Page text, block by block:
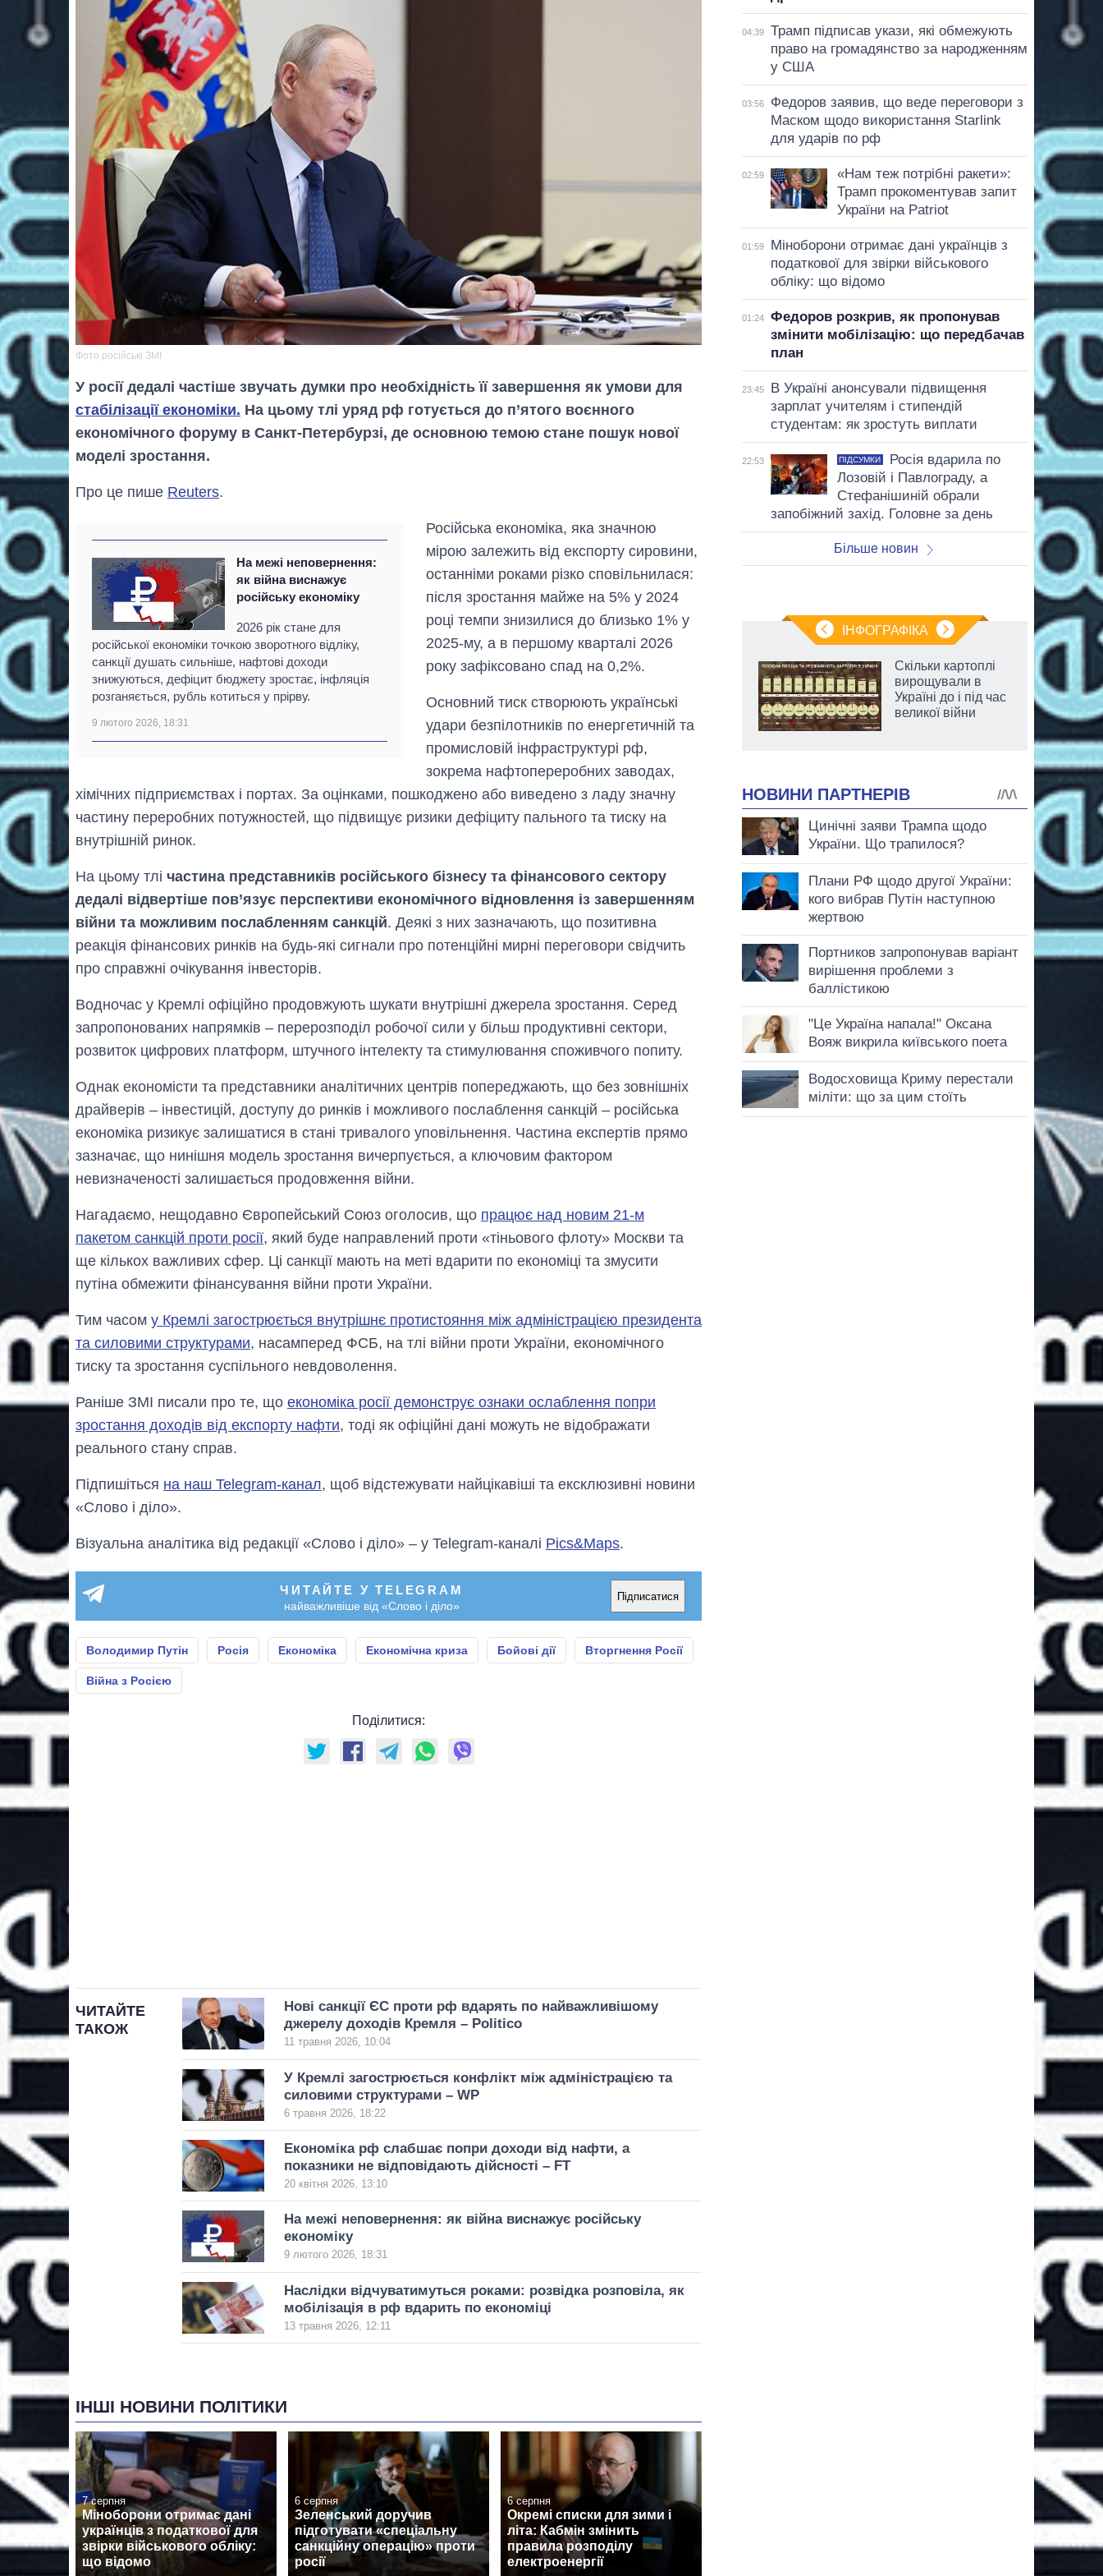
Фото російські ЗМІ
У росії дедалі частіше звучать думки про необхідність її завершення як умови для
стабілізації економіки. На цьому тлі уряд рф готується до п’ятого воєнного
економічного форуму в Санкт-Петербурзі, де основною темою стане пошук нової
моделі зростання.
Про це пише Reuters.
На межі неповернення:
як війна виснажує
російську економіку
2026 рік стане для
російської економіки точкою зворотного відліку,
санкції душать сильніше, нафтові доходи
знижуються, дефіцит бюджету зростає, інфляція
розганяється, рубль котиться у прірву.
9 лютого 2026, 18:31
Російська економіка, яка значною
мірою залежить від експорту сировини,
останніми роками різко сповільнилася:
після зростання майже на 5% у 2024
році темпи знизилися до близько 1% у
2025-му, а в першому кварталі 2026
року зафіксовано спад на 0,2%.
Основний тиск створюють українські
удари безпілотників по енергетичній та
промисловій інфраструктурі рф,
зокрема нафтопереробних заводах,
хімічних підприємствах і портах. За оцінками, пошкоджено або виведено з ладу значну
частину переробних потужностей, що підвищує ризики дефіциту пального та тиску на
внутрішній ринок.
На цьому тлі частина представників російського бізнесу та фінансового сектору
дедалі відвертіше пов’язує перспективи економічного відновлення із завершенням
війни та можливим послабленням санкцій. Деякі з них зазначають, що позитивна
реакція фінансових ринків на будь-які сигнали про потенційні мирні переговори свідчить
про справжні очікування інвесторів.
Водночас у Кремлі офіційно продовжують шукати внутрішні джерела зростання. Серед
запропонованих напрямків – перерозподіл робочої сили у більш продуктивні сектори,
розвиток цифрових платформ, штучного інтелекту та стимулювання споживчого попиту.
Однак економісти та представники аналітичних центрів попереджають, що без зовнішніх
драйверів – інвестицій, доступу до ринків і можливого послаблення санкцій – російська
економіка ризикує залишатися в стані тривалого уповільнення. Частина експертів прямо
зазначає, що нинішня модель зростання вичерпується, а ключовим фактором
невизначеності залишається продовження війни.
Нагадаємо, нещодавно Європейський Союз оголосив, що працює над новим 21-м
пакетом санкцій проти росії, який буде направлений проти «тіньового флоту» Москви та
ще кількох важливих сфер. Ці санкції мають на меті вдарити по економіці та змусити
путіна обмежити фінансування війни проти України.
Тим часом у Кремлі загострюється внутрішнє протистояння між адміністрацією президента
та силовими структурами, насамперед ФСБ, на тлі війни проти України, економічного
тиску та зростання суспільного невдоволення.
Раніше ЗМІ писали про те, що економіка росії демонструє ознаки ослаблення попри
зростання доходів від експорту нафти, тоді як офіційні дані можуть не відображати
реального стану справ.
Підпишіться на наш Telegram-канал, щоб відстежувати найцікавіші та ексклюзивні новини
«Слово і діло».
Візуальна аналітика від редакції «Слово і діло» – у Telegram-каналі Pics&Maps.
ЧИТАЙТЕ У TELEGRAM
найважливіше від «Слово і діло»
Підписатися
Володимир Путін Росія Економіка Економічна криза Бойові дії Вторгнення Росії
Війна з Росією
Поділитися:
ЧИТАЙТЕ
ТАКОЖ
Нові санкції ЄС проти рф вдарять по найважливішому
джерелу доходів Кремля – Politico
11 травня 2026, 10:04
У Кремлі загострюється конфлікт між адміністрацією та
силовими структурами – WP
6 травня 2026, 18:22
Економіка рф слабшає попри доходи від нафти, а
показники не відповідають дійсності – FT
20 квітня 2026, 13:10
На межі неповернення: як війна виснажує російську
економіку
9 лютого 2026, 18:31
Наслідки відчуватимуться роками: розвідка розповіла, як
мобілізація в рф вдарить по економіці
13 травня 2026, 12:11
ІНШІ НОВИНИ ПОЛІТИКИ
7 серпня
Міноборони отримає дані
українців з податкової для
звірки військового обліку:
що відомо
6 серпня
Зеленський доручив
підготувати «спеціальну
санкційну операцію» проти
росії
6 серпня
Окремі списки для зими і
літа: Кабмін змінить
правила розподілу
електроенергії
04:39
Трамп підписав укази, які обмежують
право на громадянство за народженням
у США
03:56
Федоров заявив, що веде переговори з
Маском щодо використання Starlink
для ударів по рф
02:59
«Нам теж потрібні ракети»:
Трамп прокоментував запит
України на Patriot
01:59
Міноборони отримає дані українців з
податкової для звірки військового
обліку: що відомо
01:24
Федоров розкрив, як пропонував
змінити мобілізацію: що передбачав
план
23:45
В Україні анонсували підвищення
зарплат учителям і стипендій
студентам: як зростуть виплати
22:53 ПІДСУМКИ
Росія вдарила по
Лозовій і Павлограду, а
Стефанішиній обрали
запобіжний захід. Головне за день
Більше новин
ІНФОГРАФІКА
Як зросли тарифи
містах України на
початок серпня
Скільки картоплі
вирощували в
Україні до і під час
великої війни